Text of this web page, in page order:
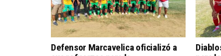
Defensor Marcavelica oficializó a